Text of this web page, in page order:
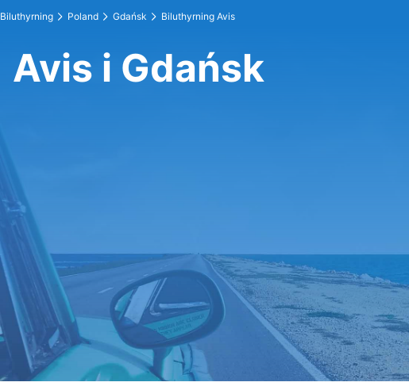
Biluthyrning Poland Gdańsk Biluthyrning Avis
Avis i Gdańsk